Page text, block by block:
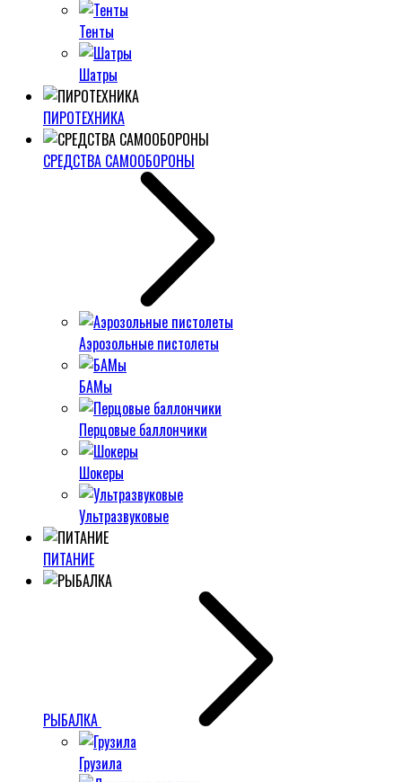
Тенты
Шатры
ПИРОТЕХНИКА
СРЕДСТВА САМООБОРОНЫ
Аэрозольные пистолеты
БАМы
Перцовые баллончики
Шокеры
Ультразвуковые
ПИТАНИЕ
РЫБАЛКА
Грузила